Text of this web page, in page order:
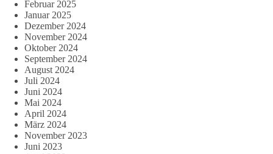
Februar 2025
Januar 2025
Dezember 2024
November 2024
Oktober 2024
September 2024
August 2024
Juli 2024
Juni 2024
Mai 2024
April 2024
März 2024
November 2023
Juni 2023